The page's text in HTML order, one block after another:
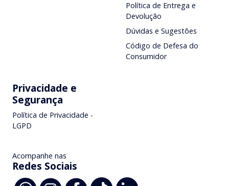
Política de Entrega e
Devolução
Dúvidas e Sugestões
Código de Defesa do
Consumidor
Privacidade e
Segurança
Política de Privacidade -
LGPD
Acompanhe nas
Redes Sociais